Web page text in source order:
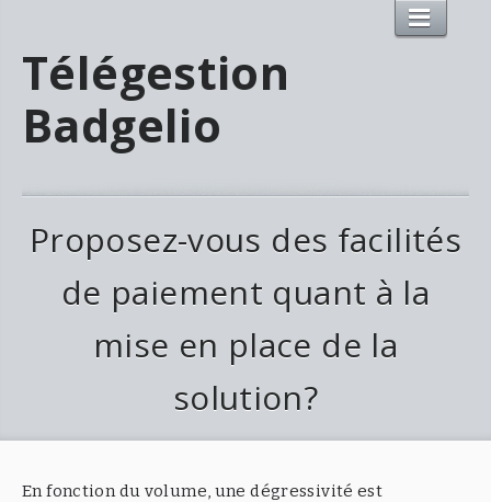
Télégestion
Badgelio
Proposez-vous des facilités
de paiement quant à la
mise en place de la
solution?
En fonction du volume, une dégressivité est